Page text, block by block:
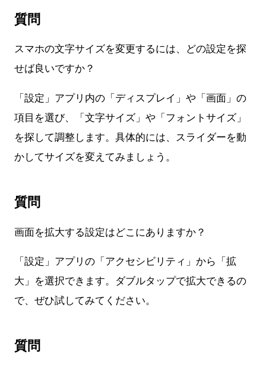
質問
スマホの文字サイズを変更するには、どの設定を探
せば良いですか？
「設定」アプリ内の「ディスプレイ」や「画面」の
項目を選び、「文字サイズ」や「フォントサイズ」
を探して調整します。具体的には、スライダーを動
かしてサイズを変えてみましょう。
質問
画面を拡大する設定はどこにありますか？
「設定」アプリの「アクセシビリティ」から「拡
大」を選択できます。ダブルタップで拡大できるの
で、ぜひ試してみてください。
質問